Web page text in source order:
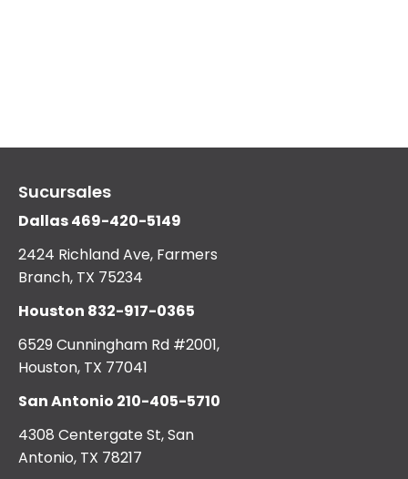
Sucursales
Dallas469-420-5149
2424 Richland Ave, Farmers
Branch, TX 75234
Houston 832-917-0365
6529 Cunningham Rd #2001,
Houston, TX 77041
San Antonio 210-405-5710
4308 Centergate St, San
Antonio, TX 78217